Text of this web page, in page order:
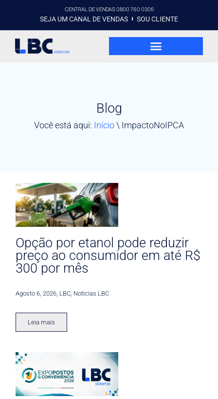
CENTRAL DE VENDAS 0800 760 0305
SEJA UM CANAL DE VENDAS SOU CLIENTE
Blog
Você está aqui: Início\ ImpactoNoIPCA
Opção por etanol pode reduzir
preço ao consumidor em até R$
300 por mês
Agosto 6, 2026 LBC Noticias LBC
Leia mais